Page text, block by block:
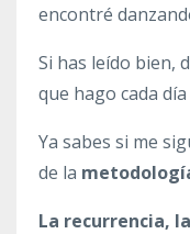
encontré
Si has leído bien,
que hago cada
Ya sabes si me
de la
La recurrencia,